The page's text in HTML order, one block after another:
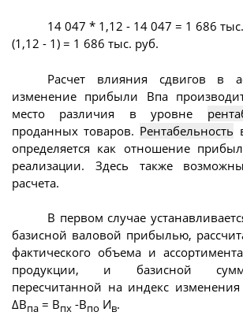
14 047 * 1,12 - 14 047 = 1 686
(1,12 - 1) = 1 686 тыс. руб.
Расчет влияния сдвигов в
изменение прибыли Впа
место различия в уровне
проданных товаров. Рентабельность
определяется как отношение
реализации. Здесь также
расчета.
В первом случае
базисной валовой прибылью,
фактического объема и
продукции, и базисной
пересчитанной на индекс
ΔВпа = Впх -Впо Ив.